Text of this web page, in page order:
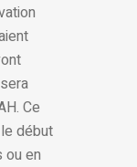
Ce
début
ou en